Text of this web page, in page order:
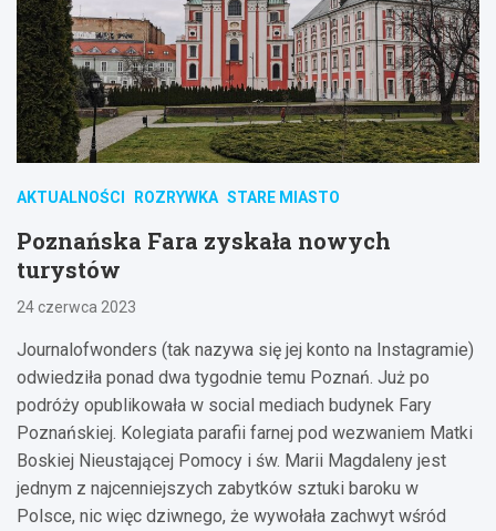
AKTUALNOŚCI ROZRYWKA STARE MIASTO
Poznańska Fara zyskała nowych
turystów
24 czerwca 2023
Journalofwonders (tak nazywa się jej konto na Instagramie)
odwiedziła ponad dwa tygodnie temu Poznań. Już po
podróży opublikowała w social mediach budynek Fary
Poznańskiej. Kolegiata parafii farnej pod wezwaniem Matki
Boskiej Nieustającej Pomocy i św. Marii Magdaleny jest
jednym z najcenniejszych zabytków sztuki baroku w
Polsce, nic więc dziwnego, że wywołała zachwyt wśród